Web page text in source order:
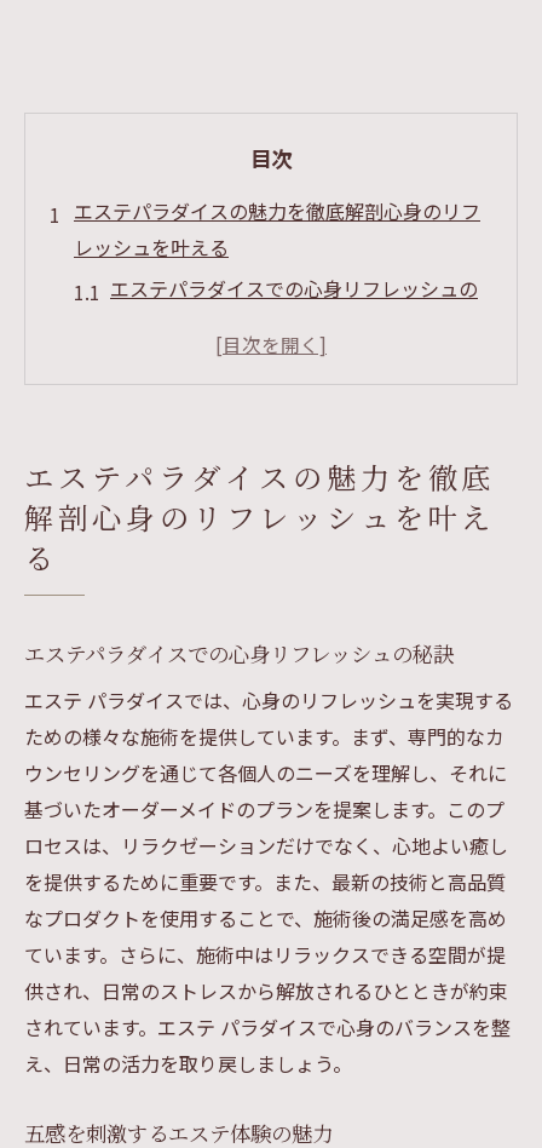
目次
エステパラダイスの魅力を徹底解剖心身のリフ
レッシュを叶える
エステパラダイスでの心身リフレッシュの
五感を刺激するエステ体験の魅力
エステパラダイスの特別メニューとは
ストレス解消に最適な施術の選び方
も体も癒される
エステパラダイスでの究極のリラクゼーシ
ョン体験
日常の疲れを癒すための特別施術
心を落ち着かせるリラクゼーション方法
エステとアロマの融合で心身を癒す
リラックスの新常識：エステパラダイスの
提案
訪れるたびに新しいリラクゼーションの発
見
エステパラダイスが提供する最新テクノロジー
と美容ケアの秘密
最先端の技術で叶えるエステ体験
エステパラダイスの魅力を徹底
解剖心身のリフレッシュを叶え
る
エステパラダイスでの心身リフレッシュの秘訣
エステ パラダイスでは、心身のリフレッシュを実現する
ための様々な施術を提供しています。まず、専門的なカ
ウンセリングを通じて各個人のニーズを理解し、それに
基づいたオーダーメイドのプランを提案します。このプ
ロセスは、リラクゼーションだけでなく、心地よい癒し
を提供するために重要です。また、最新の技術と高品質
なプロダクトを使用することで、施術後の満足感を高め
ています。さらに、施術中はリラックスできる空間が提
供され、日常のストレスから解放されるひとときが約束
されています。エステ パラダイスで心身のバランスを整
え、日常の活力を取り戻しましょう。
五感を刺激するエステ体験の魅力